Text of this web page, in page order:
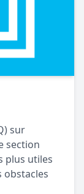
page de
fichier
sécurisé
la liste
haut et
sur
section
plus utiles
obstacles